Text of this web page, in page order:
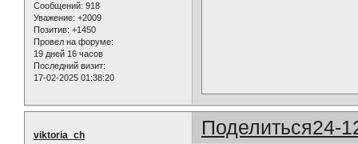
Сообщений: 918
Уважение: +2009
Позитив: +1450
Провел на форуме:
19 дней 16 часов
Последний визит:
17-02-2025 01:38:20
Поделиться24-
viktoria_ch